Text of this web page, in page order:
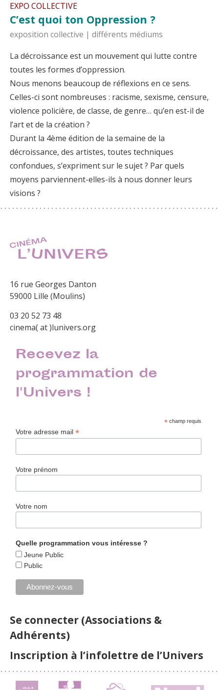
EXPO COLLECTIVE
C’est quoi ton Oppression ?
exposition collective | différents médiums
La décroissance est un mouvement qui lutte contre
toutes les formes d’oppression.
Nous menons beaucoup de réflexions en ce sens.
Celles-ci sont nombreuses : racisme, sexisme, censure,
violence policière, de classe, de genre… qu’en est-il de
l’art et de la création ?
Durant la 4ème édition de la semaine de la
décroissance, des artistes, toutes techniques
confondues, s’expriment sur le sujet ? Par quels
moyens parviennent-elles-ils à nous donner leurs
visions ?
16 rue Georges Danton
59000 Lille (Moulins)
03 20 52 73 48
cinema( at )lunivers.org
Recevez la
programmation de
l'Univers !
* champ requis
Votre adresse mail*
Votre prénom
Votre nom
Quelle programmation vous intéresse ?
Jeune Public
Public
Se connecter (Associations &
Adhérents)
Inscription à l’infolettre de l’Univers